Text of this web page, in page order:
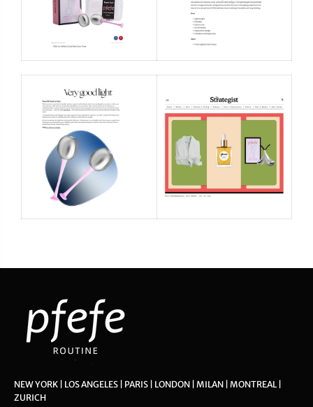
NEW YORK | LOS ANGELES | PARIS | LONDON | MILAN | MONTREAL |
ZURICH